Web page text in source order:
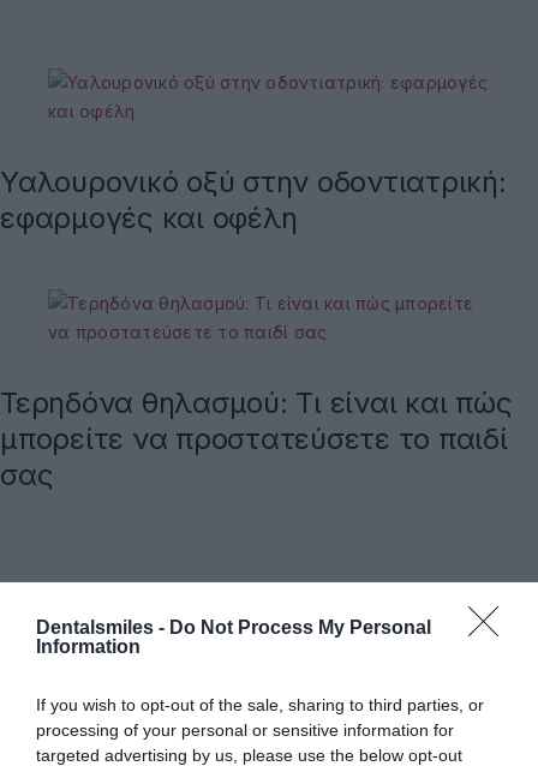
Dentalsmiles - Do Not Process My Personal
Information
If you wish to opt-out of the sale, sharing to third parties, or
processing of your personal or sensitive information for
targeted advertising by us, please use the below opt-out
Υαλουρονικό οξύ στην οδοντιατρική:
εφαρμογές και οφέλη
Τερηδόνα θηλασμού: Τι είναι και πώς
μπορείτε να προστατεύσετε το παιδί
σας